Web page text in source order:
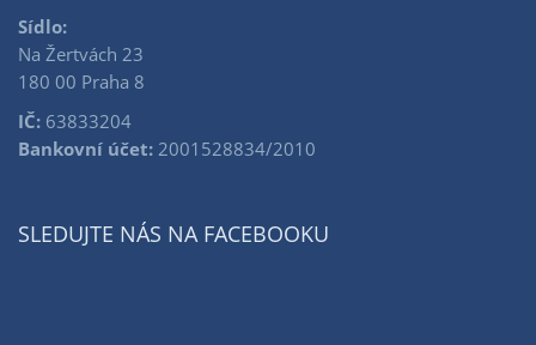
Sídlo:
Na Žertvách 23
180 00 Praha 8
IČ: 63833204
Bankovní účet: 2001528834/2010
SLEDUJTE NÁS NA FACEBOOKU